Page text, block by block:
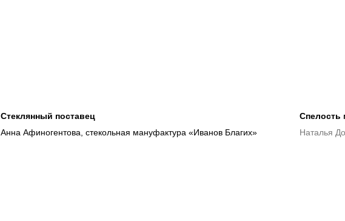
Стеклянный поставец
Анна Афиногентова, стекольная мануфактура «Иванов Благих»
Спелость
Наталья